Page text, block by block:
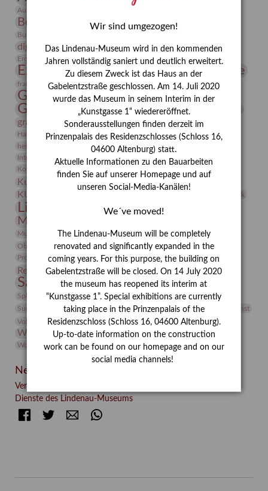
Ausstellung „Vier Winde“
Bernhard August von Lindenau
Burg Posterstein
digitallabor Entartete Kunst
Enteignung
Erdmann Julius Dietrich
Erlebnisportal estrusker Exlibris
Expressionismus Festrede Florenz Fotografie
frauen Frauen in der Antike und heute
Gerhard-Altenbourg-Preis
Gerhard Altenbourg
Gerhard Kurt Müller
grafische sammlung griechische Mythologie
Hanns-Conon von der Gabelentz Heinrich Kirchhoff Heldinnen
herman de vries Humboldt
Insekten
Integriertes Schädlingsmanagement
Jahresempfang
Kolosseum
Kunst
Kunstmuseum Kunstvermittlung Kunst von Kühl
KUNSTWAND Künstler Lehmbruck
Lindenau-Museum Marstall
Museumsgeschichte
Museumspädagogik Mäzen Napoleon Natur
Neue Remise
Objekt im Fokus
Paul Klee Peter Schnürpel Phelloplastik
Pohlhof
Provenienz
Provenienzforschung
Restaurierung Restitution Rudi Lesser Ruth Wolf-Rehfeld
Sammlung Samstagszeichner Skulptur
Sonderausstellung
Sphinx
studio Studio Bildende Kunst
studioDIGITAL
Suermondt-Ludwig-Museum
Vermittlung Video
Videokunst
Volontariat
Walter Rheiner Weihnachten Werefkin
Werkbetrachtung Winter Wissenschaft
Wolf and Dog
Wolf und Hund
Zirkuswoche
Neueste Beiträge
Verschenkt, verkauft, vergessen? – Kunstdetektivinnen im
Dienste des Lindenau-Museums
FacebookTwitter E-mail
Wir sind umgezogen!
Das Lindenau-Museum wird in den kommenden
Jahren vollständig saniert und deutlich erweitert.
Zu diesem Zweck ist das Haus an der
Gabelentzstraße geschlossen. Am 14. Juli 2020
wurde das Museum in seinem Interim in der
„Kunstgasse 1“ wiedereröffnet.
Sonderausstellungen finden derzeit im
Prinzenpalais des Residenzschlosses (Schloss 16,
04600 Altenburg) statt.
Aktuelle Informationen zu den Bauarbeiten
finden Sie auf unserer Homepage und auf
unseren Social-Media-Kanälen!
We´ve moved!
The Lindenau-Museum will be completely
renovated and significantly expanded in the
coming years. For this purpose, the building on
Gabelentzstraße will be closed. On 14 July 2020
the museum has reopened its interim at
“Kunstgasse 1”. Special exhibitions are currently
taking place in the Prinzenpalais of the
Residenzschloss (Schloss 16, 04600 Altenburg).
Up-to-date information on the construction
work can be found on our homepage and on our
social media channels!